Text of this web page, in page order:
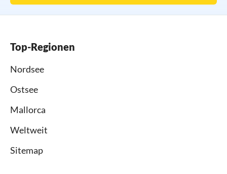
Top-Regionen
Nordsee
Ostsee
Mallorca
Weltweit
Sitemap